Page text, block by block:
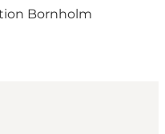
Bornholm